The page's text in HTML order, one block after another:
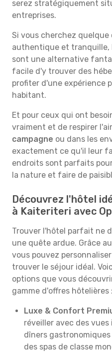
serez stratégiquement
entreprises.
Si vous cherchez quelque
authentique et tranquille,
sont une alternative
facile d'y trouver des
profiter d'une expérience
habitant.
Et pour ceux qui ont
vraiment et de respirer
campagne ou dans les
exactement ce qu'il leur
endroits sont parfaits
la nature et faire de
Découvrez l'hôtel
à Kaiteriteri avec
Trouver l'hôtel parfait ne
une quête ardue. Grâce
vous pouvez
trouver le séjour idéal.
options que vous
gamme d'offres hôtelières :
Luxe & Confort
réveiller avec des
dîners
des spas de classe